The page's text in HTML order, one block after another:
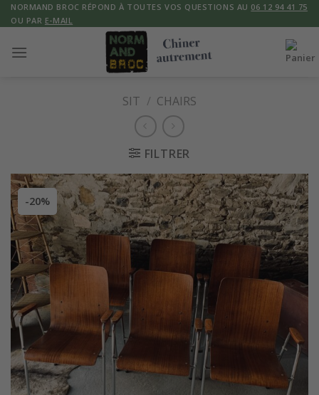
Skip
to
NORMAND BROC RÉPOND À TOUTES VOS QUESTIONS AU 06 12 94 41 75
OU PAR E-MAIL
SIT / CHAIRS
FILTRER
-20%